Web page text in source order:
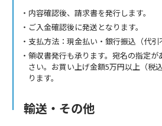
内容確認後、請求書を発行します。
ご入金確認後に発送となります。
支払方法：現金払い・銀行振込（代引
領収書発行も承ります。宛名の指定
さい。お買い上げ金額5万円以上（税
ります。
輸送・その他